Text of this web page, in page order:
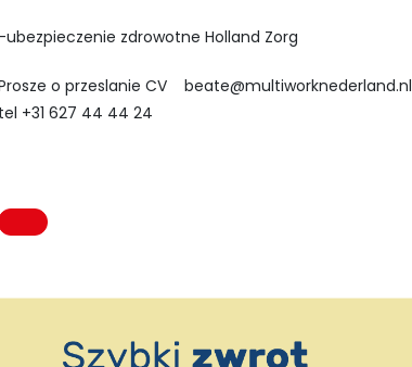
-ubezpieczenie zdrowotne Holland Zorg
o przeslanie CV beate@multiworknederland.nl
tel +31 627 44 44 24